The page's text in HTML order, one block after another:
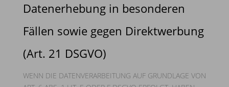
Datenerhebung in besonderen
Fällen sowie gegen Direktwerbung
(Art. 21 DSGVO)
WENN DIE DATENVERARBEITUNG AUF GRUNDLAGE VON